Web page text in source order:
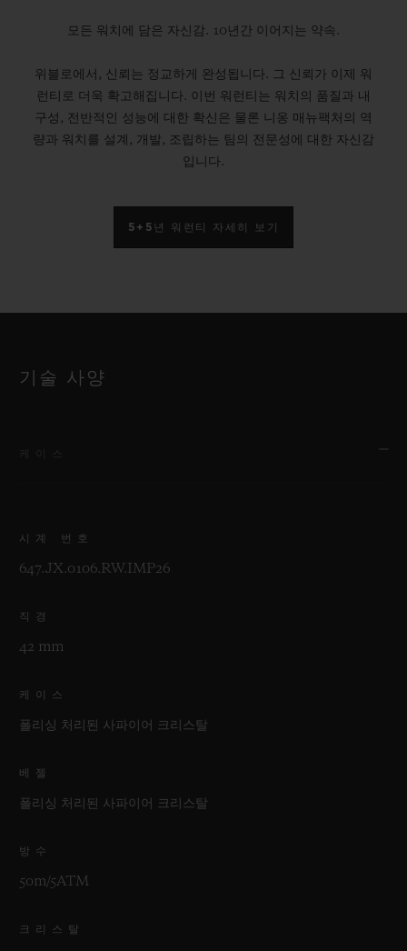
모든 워치에 담은 자신감. 10년간 이어지는 약속.
위블로에서, 신뢰는 정교하게 완성됩니다. 그 신뢰가 이제 워
런티로 더욱 확고해집니다. 이번 워런티는 워치의 품질과 내
구성, 전반적인 성능에 대한 확신은 물론 니옹 매뉴팩처의 역
량과 워치를 설계, 개발, 조립하는 팀의 전문성에 대한 자신감
입니다.
5+5년 워런티 자세히 보기
기술 사양
시계 번호
647.JX.0106.RW.IMP26
직경
42 mm
케이스
폴리싱 처리된 사파이어 크리스탈
베젤
폴리싱 처리된 사파이어 크리스탈
방수
50m/5ATM
크리스탈